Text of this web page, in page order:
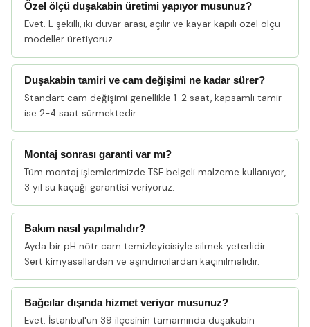
Özel ölçü duşakabin üretimi yapıyor musunuz?
Evet. L şekilli, iki duvar arası, açılır ve kayar kapılı özel ölçü
modeller üretiyoruz.
Duşakabin tamiri ve cam değişimi ne kadar sürer?
Standart cam değişimi genellikle 1-2 saat, kapsamlı tamir
ise 2-4 saat sürmektedir.
Montaj sonrası garanti var mı?
Tüm montaj işlemlerimizde TSE belgeli malzeme kullanıyor,
3 yıl su kaçağı garantisi veriyoruz.
Bakım nasıl yapılmalıdır?
Ayda bir pH nötr cam temizleyicisiyle silmek yeterlidir.
Sert kimyasallardan ve aşındırıcılardan kaçınılmalıdır.
Bağcılar dışında hizmet veriyor musunuz?
Evet. İstanbul'un 39 ilçesinin tamamında duşakabin